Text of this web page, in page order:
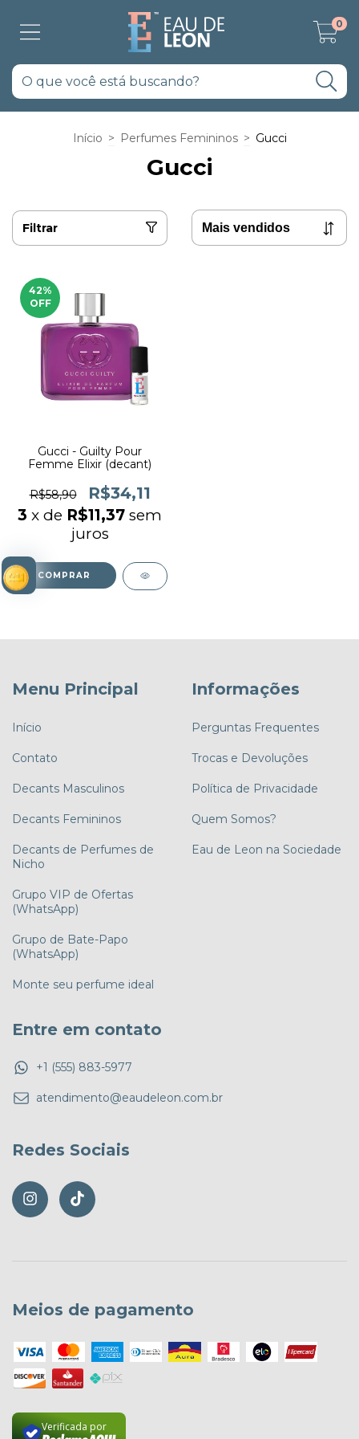
0
Início > Perfumes Femininos > Gucci
Gucci
Filtrar
42%
OFF
Gucci - Guilty Pour
Femme Elixir (decant)
R$58,90 R$34,11
3 x de R$11,37 sem
juros
COMPRAR
Menu Principal
Início
Contato
Decants Masculinos
Decants Femininos
Decants de Perfumes de
Nicho
Grupo VIP de Ofertas
(WhatsApp)
Grupo de Bate-Papo
(WhatsApp)
Monte seu perfume ideal
Informações
Perguntas Frequentes
Trocas e Devoluções
Política de Privacidade
Quem Somos?
Eau de Leon na Sociedade
Entre em contato
+1 (555) 883-5977
atendimento@eaudeleon.com.br
Redes Sociais
Meios de pagamento
Verificada por